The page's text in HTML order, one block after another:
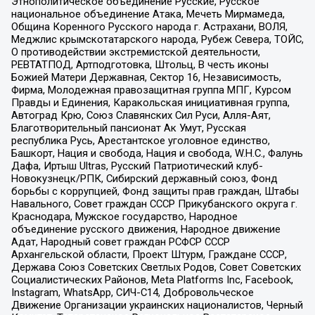
национальное объединение Атака, Мечеть Мирмамеда,
Община Коренного Русского народа г. Астрахани, ВОЛЯ,
Меджлис крымскотатарского народа, Рубеж Севера, ТОЙС,
О противодействии экстремистской деятельности,
РЕВТАТПОД, Артподготовка, Штольц, В честь иконы
Божией Матери Державная, Сектор 16, Независимость,
Фирма, Молодежная правозащитная группа МПГ, Курсом
Правды и Единения, Каракольская инициативная группа,
Автоград Крю, Союз Славянских Сил Руси, Алля-Аят,
Благотворительный пансионат Ак Умут, Русская
республика Русь, Арестантское уголовное единство,
Башкорт, Нация и свобода, Нация и свобода, W.H.С., Фалунь
Дафа, Иртыш Ultras, Русский Патриотический клуб-
Новокузнецк/РПК, Сибирский державный союз, Фонд
борьбы с коррупцией, Фонд защиты прав граждан, Штабы
Навального, Совет граждан СССР Прикубанского округа г.
Краснодара, Мужское государство, Народное
объединение русского движения, Народное движение
Адат, Народный совет граждан РСФСР СССР
Архангельской области, Проект Штурм, Граждане СССР,
Держава Союз Советских Светлых Родов, Совет Советских
Социалистических Районов, Meta Platforms Inc, Facebook,
Instagram, WhatsApp, СИЧ-С14, Добровольческое
Движение Организации украинских националистов, Черный